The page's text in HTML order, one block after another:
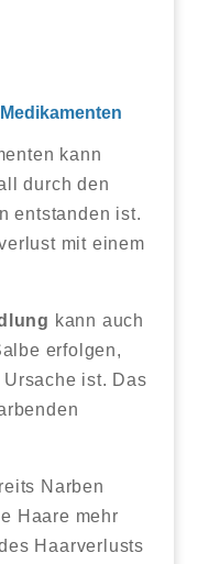
kann
durch den
entstanden ist.
mit einem
kann auch
erfolgen,
ist. Das
Narben
Haare mehr
Haarverlusts